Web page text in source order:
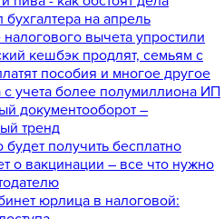
на апрель
вычета упростили
кешбэк продлят, семьям с
пособия и многое другое
учета более полумиллиона ИП
документооборот –
тренд
получить бесплатно
о вакцинации – все что нужно
юрлица в налоговой: